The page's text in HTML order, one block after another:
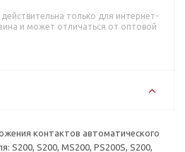
только для интернет-
и может отличаться от оптовой
контактов автоматического
S200, MS200, PS200S, S200,